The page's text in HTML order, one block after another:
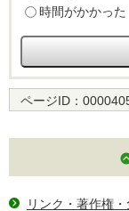
時間がかかった
ページID：
リンク・著作権